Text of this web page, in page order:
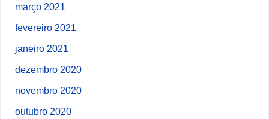
março 2021
fevereiro 2021
janeiro 2021
dezembro 2020
novembro 2020
outubro 2020